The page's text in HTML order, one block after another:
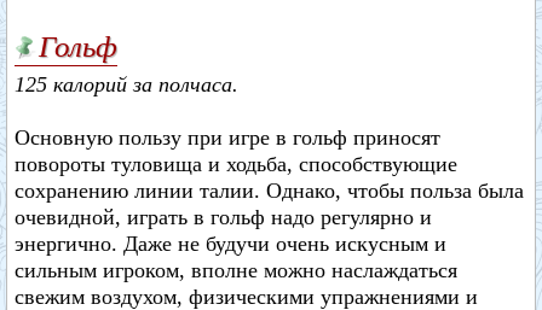
Гольф
125 калорий за полчаса.
Основную пользу при игре в гольф приносят
повороты туловища и ходьба, способствующие
сохранению линии талии. Однако, чтобы польза была
очевидной, играть в гольф надо регулярно и
энергично. Даже не будучи очень искусным и
сильным игроком, вполне можно наслаждаться
свежим воздухом, физическими упражнениями и